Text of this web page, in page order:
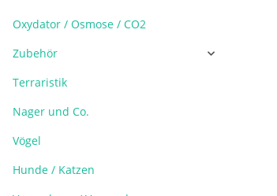
Oxydator / Osmose / CO2
Zubehör
Terraristik
Nager und Co.
Vögel
Hunde / Katzen